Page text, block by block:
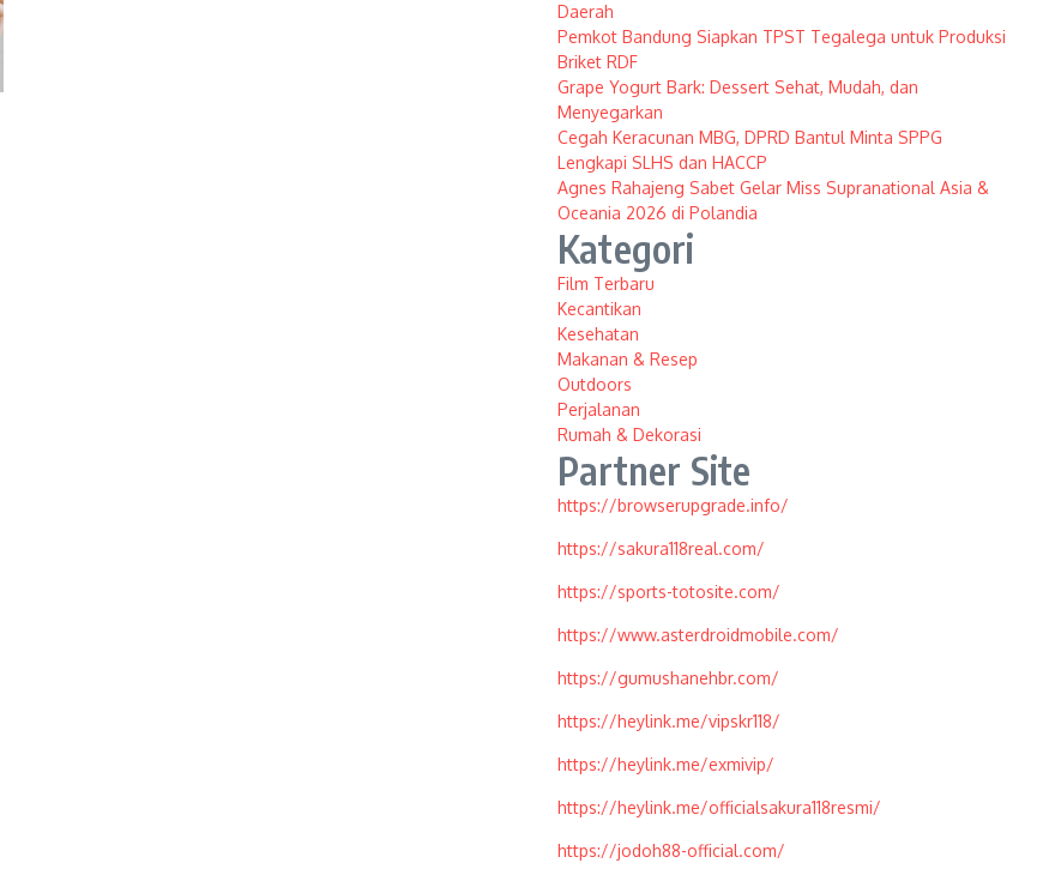
Daerah
Pemkot Bandung Siapkan TPST Tegalega untuk Produksi
Briket RDF
Grape Yogurt Bark: Dessert Sehat, Mudah, dan
Menyegarkan
Cegah Keracunan MBG, DPRD Bantul Minta SPPG
Lengkapi SLHS dan HACCP
Agnes Rahajeng Sabet Gelar Miss Supranational Asia &
Oceania 2026 di Polandia
Kategori
Film Terbaru
Kecantikan
Kesehatan
Makanan & Resep
Outdoors
Perjalanan
Rumah & Dekorasi
Partner Site
https://browserupgrade.info/
https://sakura118real.com/
https://sports-totosite.com/
https://www.asterdroidmobile.com/
https://gumushanehbr.com/
https://heylink.me/vipskr118/
https://heylink.me/exmivip/
https://heylink.me/officialsakura118resmi/
https://jodoh88-official.com/